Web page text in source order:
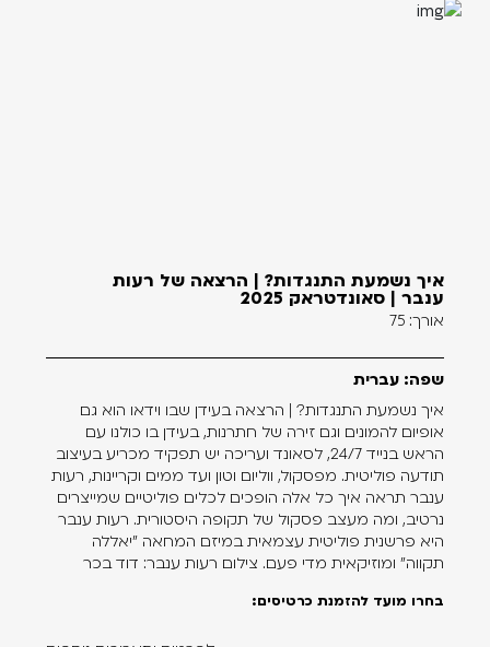
איך נשמעת התנגדות? | הרצאה של רעות
ענבר | סאונדטראק 2025
אורך: 75
שפה: עברית
איך נשמעת התנגדות? | הרצאה בעידן שבו וידאו הוא גם
אופיום להמונים וגם זירה של חתרנות, בעידן בו כולנו עם
הראש בנייד 24/7, לסאונד ועריכה יש תפקיד מכריע בעיצוב
תודעה פוליטית. מפסקול, ווליום וטון ועד ממים וקריינות, רעות
ענבר תראה איך כל אלה הופכים לכלים פוליטיים שמייצרים
נרטיב, ומה מעצב פסקול של תקופה היסטורית. רעות ענבר
היא פרשנית פוליטית עצמאית במיזם המחאה ״יאללה
תקווה״ ומוזיקאית מדי פעם. צילום רעות ענבר: דוד בכר
בחרו מועד להזמנת כרטיסים: